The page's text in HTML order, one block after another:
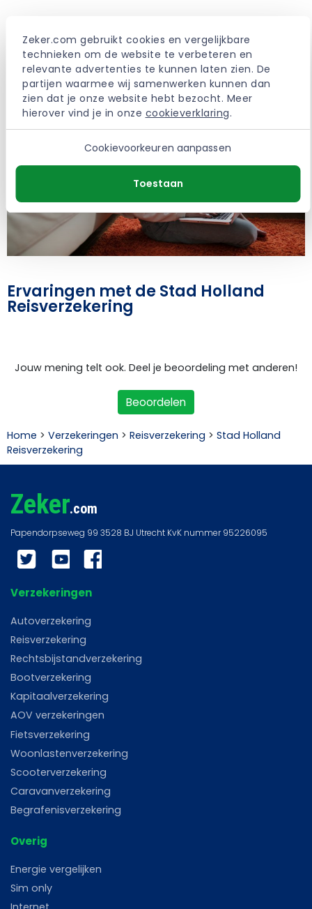
Zeker.com gebruikt cookies en vergelijkbare
technieken om de website te verbeteren en
relevante advertenties te kunnen laten zien. De
partijen waarmee wij samenwerken kunnen dan
zien dat je onze website hebt bezocht. Meer
hierover vind je in onze cookieverklaring.
Cookievoorkeuren aanpassen
Toestaan
Ervaringen met de Stad Holland
Reisverzekering
Jouw mening telt ook. Deel je beoordeling met anderen!
Beoordelen
Home > Verzekeringen > Reisverzekering > Stad Holland
Reisverzekering
Zeker.com
Twitter YouTube
Verzekeringen
Autoverzekering
Reisverzekering
Rechtsbijstandverzekering
Bootverzekering
Kapitaalverzekering
AOV verzekeringen
Fietsverzekering
Woonlastenverzekering
Scooterverzekering
Caravanverzekering
Begrafenisverzekering
Overig
Energie vergelijken
Sim only